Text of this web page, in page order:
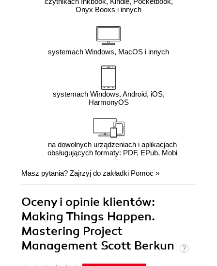
Onyx Booxs i innych
systemach Windows, MacOS i innych
systemach Windows, Android, iOS,
HarmonyOS
na dowolnych urządzeniach i aplikacjach
obsługujących formaty: PDF, EPub, Mobi
Masz pytania? Zajrzyj do zakładki Pomoc »
Oceny i opinie klientów:
Making Things Happen.
Mastering Project
Management Scott Berkun